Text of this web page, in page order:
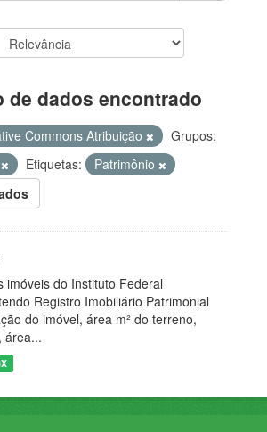
de dados encontrado
Commons Atribuição
Grupos:
Etiquetas:
Patrimônio
imóveis do Instituto Federal
Registro Imobiliário Patrimonial
do imóvel, área m² do terreno,
área...